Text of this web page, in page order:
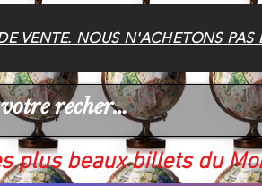
VENTE. NOUS N'ACHETONS
plus beaux billets du